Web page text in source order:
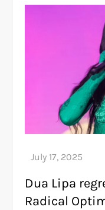
Dua Lipa
Radical